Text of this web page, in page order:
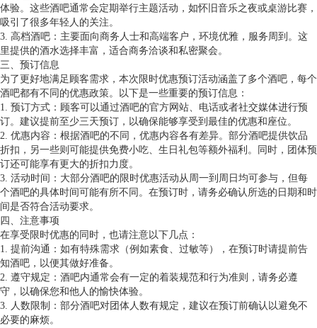
体验。这些酒吧通常会定期举行主题活动，如怀旧音乐之夜或桌游比赛，
吸引了很多年轻人的关注。
3. 高档酒吧：主要面向商务人士和高端客户，环境优雅，服务周到。这
里提供的酒水选择丰富，适合商务洽谈和私密聚会。
三、预订信息
为了更好地满足顾客需求，本次限时优惠预订活动涵盖了多个酒吧，每个
酒吧都有不同的优惠政策。以下是一些重要的预订信息：
1. 预订方式：顾客可以通过酒吧的官方网站、电话或者社交媒体进行预
订。建议提前至少三天预订，以确保能够享受到最佳的优惠和座位。
2. 优惠内容：根据酒吧的不同，优惠内容各有差异。部分酒吧提供饮品
折扣，另一些则可能提供免费小吃、生日礼包等额外福利。同时，团体预
订还可能享有更大的折扣力度。
3. 活动时间：大部分酒吧的限时优惠活动从周一到周日均可参与，但每
个酒吧的具体时间可能有所不同。在预订时，请务必确认所选的日期和时
间是否符合活动要求。
四、注意事项
在享受限时优惠的同时，也请注意以下几点：
1. 提前沟通：如有特殊需求（例如素食、过敏等），在预订时请提前告
知酒吧，以便其做好准备。
2. 遵守规定：酒吧内通常会有一定的着装规范和行为准则，请务必遵
守，以确保您和他人的愉快体验。
3. 人数限制：部分酒吧对团体人数有规定，建议在预订前确认以避免不
必要的麻烦。